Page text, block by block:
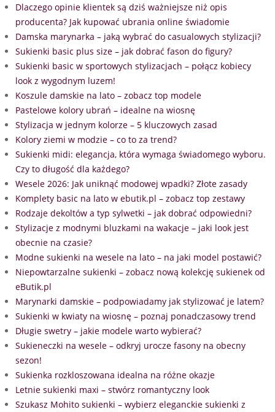
Dlaczego opinie klientek są dziś ważniejsze niż opis
producenta? Jak kupować ubrania online świadomie
Damska marynarka – jaką wybrać do casualowych stylizacji?
Sukienki basic plus size – jak dobrać fason do figury?
Sukienki basic w sportowych stylizacjach – połącz kobiecy
look z wygodnym luzem!
Koszule damskie na lato – zobacz top modele
Pastelowe kolory ubrań – idealne na wiosnę
Stylizacja w jednym kolorze – 5 kluczowych zasad
Kolory ziemi w modzie – co to za trend?
Sukienki midi: elegancja, która wymaga świadomego wyboru.
Czy to długość dla każdego?
Wesele 2026: Jak uniknąć modowej wpadki? Złote zasady
Komplety basic na lato w ebutik.pl – zobacz top zestawy
Rodzaje dekoltów a typ sylwetki – jak dobrać odpowiedni?
Stylizacje z modnymi bluzkami na wakacje – jaki look jest
obecnie na czasie?
Modne sukienki na wesele na lato – na jaki model postawić?
Niepowtarzalne sukienki – zobacz nową kolekcję sukienek od
eButik.pl
Marynarki damskie – podpowiadamy jak stylizować je latem?
Sukienki w kwiaty na wiosnę – poznaj ponadczasowy trend
Długie swetry – jakie modele warto wybierać?
Sukieneczki na wesele – odkryj urocze fasony na obecny
sezon!
Sukienka rozkloszowana idealna na różne okazje
Letnie sukienki maxi – stwórz romantyczny look
Szukasz Mohito sukienki – wybierz eleganckie sukienki z